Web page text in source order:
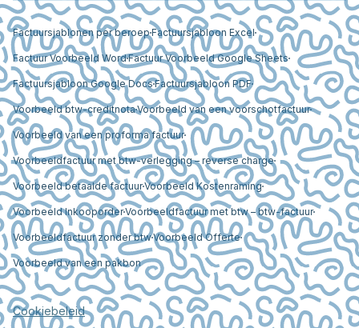
Factuursjablonen per beroep Factuursjabloon Excel
Factuur Voorbeeld WordFactuur Voorbeeld Google Sheets
Factuursjabloon Google DocsFactuursjabloon PDF
Voorbeeld btw-creditnotaVoorbeeld van een voorschotfactuur
Voorbeeld van een proforma factuur
Voorbeeldfactuur met btw-verlegging – reverse charge
Voorbeeld betaalde factuurVoorbeeld Kostenraming
Voorbeeld InkooporderVoorbeeldfactuur met btw – btw-factuur
Voorbeeldfactuur zonder btwVoorbeeld Offerte
Voorbeeld van een pakbon
Cookiebeleid